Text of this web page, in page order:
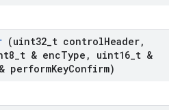
(uint32 t controlHeader,
t & encType , uint16 t &
performKeyConfirm)